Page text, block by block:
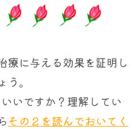
療に与える効果を証明し
。
いですか？理解してい
その２を読んでおいてく